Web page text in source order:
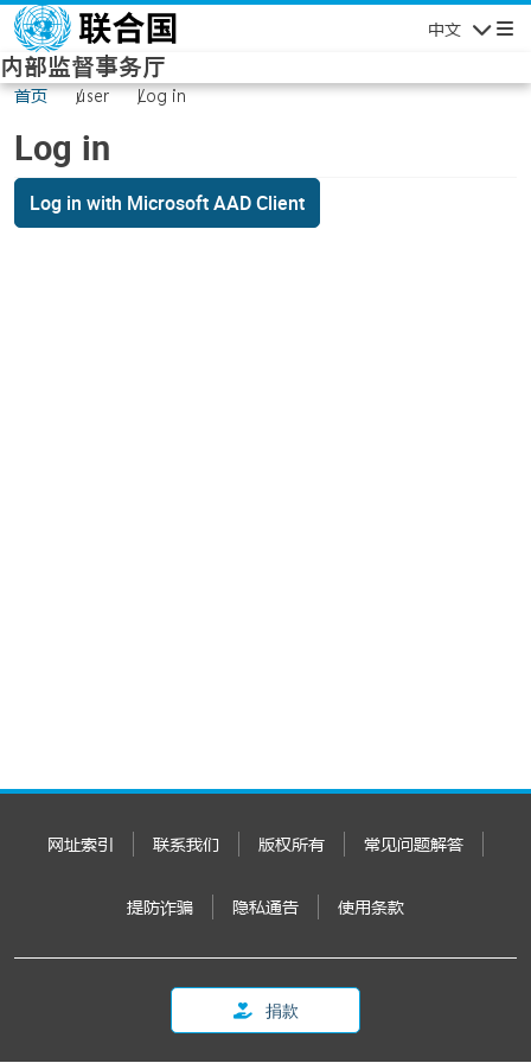
Skip to main content
中文
内部监督事务厅
首页 user Log in
Log in
Log in with Microsoft AAD Client
网址索引 联系我们 版权所有 常见问题解答
提防诈骗 隐私通告 使用条款
捐款